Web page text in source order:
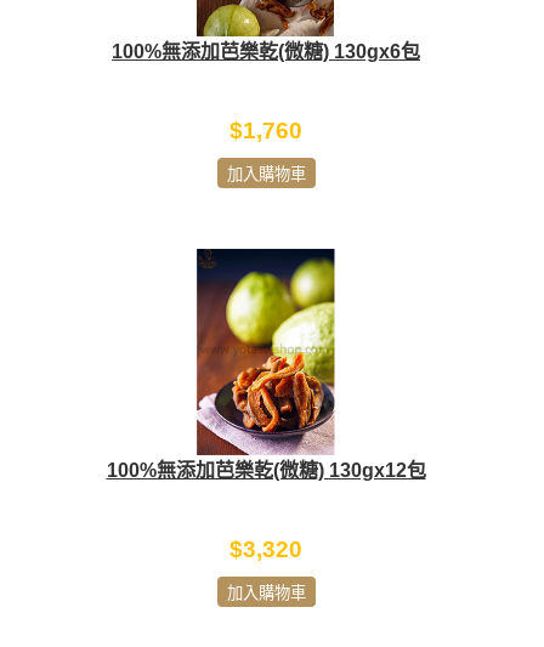
100%無添加芭樂乾(微糖) 130gx6包
$1,760
加入購物車
100%無添加芭樂乾(微糖) 130gx12包
$3,320
加入購物車